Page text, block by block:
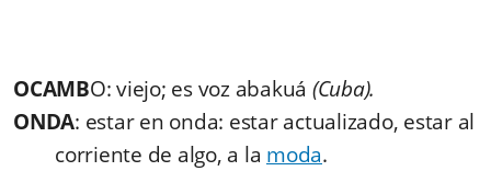
OCAMBO: viejo; es voz abakuá (Cuba).
ONDA: estar en onda: estar actualizado, estar al
corriente de algo, a la moda.